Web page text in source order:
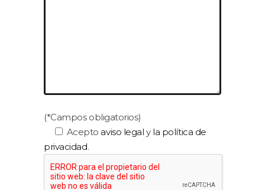
(*Campos obligatorios)
Acepto aviso legal y la política de
privacidad.